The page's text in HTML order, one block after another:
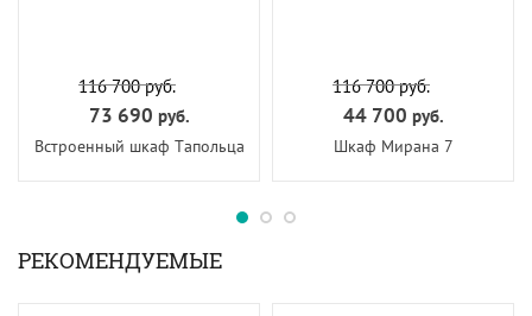
116 700руб.
73 690 руб.
Встроенный шкаф Тапольца
116 700руб.
44 700 руб.
Шкаф Мирана 7
РЕКОМЕНДУЕМЫЕ